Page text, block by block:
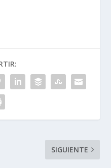
SIGUIENTE